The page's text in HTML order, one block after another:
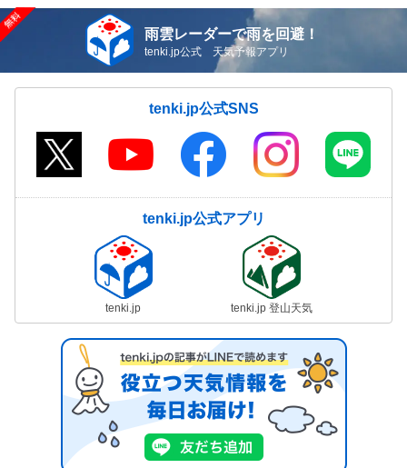
雨雲レーダーで雨を回避！
tenki.jp公式 天気予報アプリ
tenki.jp公式SNS
tenki.jp公式アプリ
tenki.jp tenki.jp 登山天気